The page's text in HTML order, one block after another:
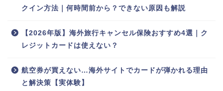
クイン方法｜何時間前から？できない原因も解説
【2026年版】海外旅行キャンセル保険おすすめ4選｜ク
レジットカードは使えない？
航空券が買えない…海外サイトでカードが弾かれる理由
と解決策【実体験】